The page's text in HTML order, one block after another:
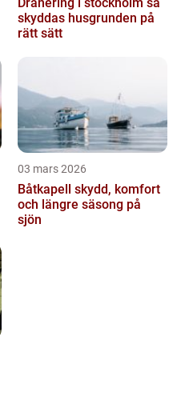
skyddas husgrunden på
rätt sätt
03 mars 2026
Båtkapell skydd, komfort
och längre säsong på
sjön